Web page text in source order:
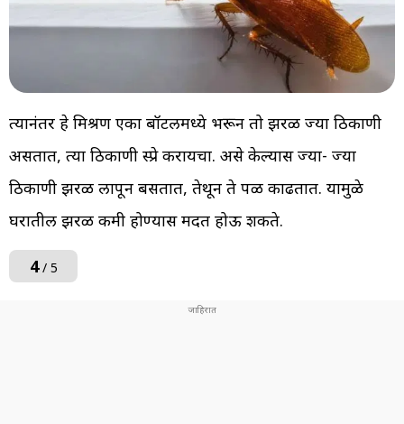
त्यानंतर हे मिश्रण एका बॉटलमध्ये भरून तो झुरळ ज्या ठिकाणी
असतात, त्या ठिकाणी स्प्रे करायचा. असे केल्यास ज्या- ज्या
ठिकाणी झुरळ लापून बसतात, तेथून ते पळ काढतात. यामुळे
घरातील झुरळ कमी होण्यास मदत होऊ शकते.
4/ 5